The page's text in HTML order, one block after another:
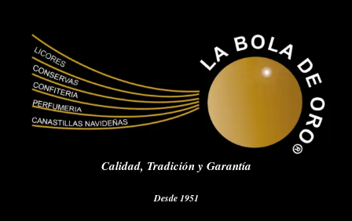
Calidad, Tradición y Garantía
Desde 1951